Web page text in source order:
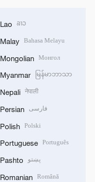
Lao ລາວ
Malay Bahasa Melayu
Mongolian Монгол
Myanmar မြန်မာဘာသာ
Nepali नेपाली
Persian فارسی
Polish Polski
Portuguese Português
Pashto پښتو
Romanian Română